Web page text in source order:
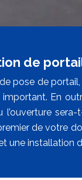
de
pose de
En
l’ouverture
de votre
une installation